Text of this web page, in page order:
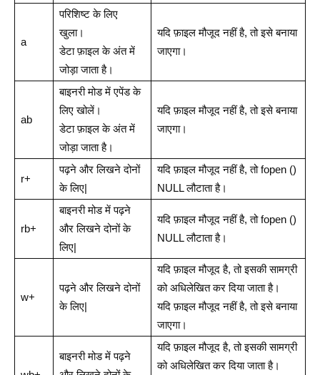
a
परिशिष्ट के लिए
खुला।
डेटा फ़ाइल के अंत में
जोड़ा जाता है।
यदि फ़ाइल मौजूद नहीं है, तो इसे बनाया
जाएगा।
ab
बाइनरी मोड में एपेंड के
लिए खोलें।
डेटा फ़ाइल के अंत में
जोड़ा जाता है।
यदि फ़ाइल मौजूद नहीं है, तो इसे बनाया
जाएगा।
r+
पढ़ने और लिखने दोनों
के लिए|
यदि फ़ाइल मौजूद नहीं है, तो fopen ()
NULL लौटाता है।
rb+
बाइनरी मोड में पढ़ने
और लिखने दोनों के
लिए|
यदि फ़ाइल मौजूद नहीं है, तो fopen ()
NULL लौटाता है।
w+
पढ़ने और लिखने दोनों
के लिए|
यदि फ़ाइल मौजूद है, तो इसकी सामग्री
को अधिलेखित कर दिया जाता है।
यदि फ़ाइल मौजूद नहीं है, तो इसे बनाया
जाएगा।
बाइनरी मोड में पढ़ने
यदि फ़ाइल मौजूद है, तो इसकी सामग्री
को अधिलेखित कर दिया जाता है।